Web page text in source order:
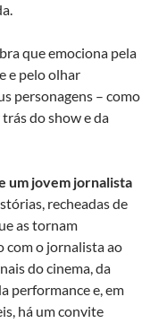
que emociona pela
e pelo olhar
personagens – como
do show e da
um jovem jornalista
recheadas de
as tornam
com o jornalista ao
do cinema, da
performance e, em
há um convite